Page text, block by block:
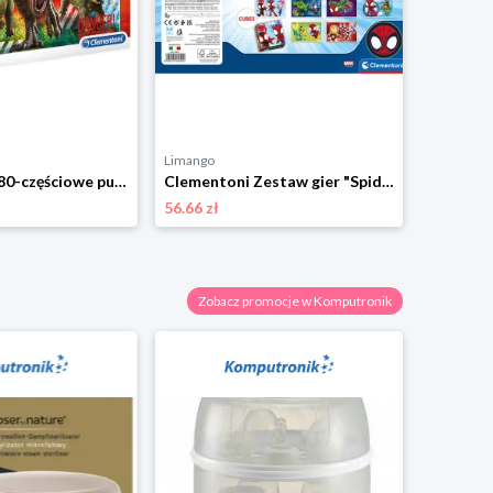
Clementoni 180-częściowe puzzle "Jurassic World" - 7+ rozmiar: onesize
Limango
Clementoni Zestaw gier "Spidey and his friends" - 3+ rozmiar: onesize
56.66 zł
Zobacz promocje w Komputronik